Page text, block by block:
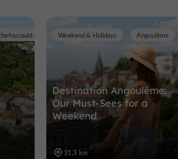
en-Angoumois
Destination Angoulême:
Our Must-Sees for a
Weekend
Weekend & Holidays Angoulême
31,3 km